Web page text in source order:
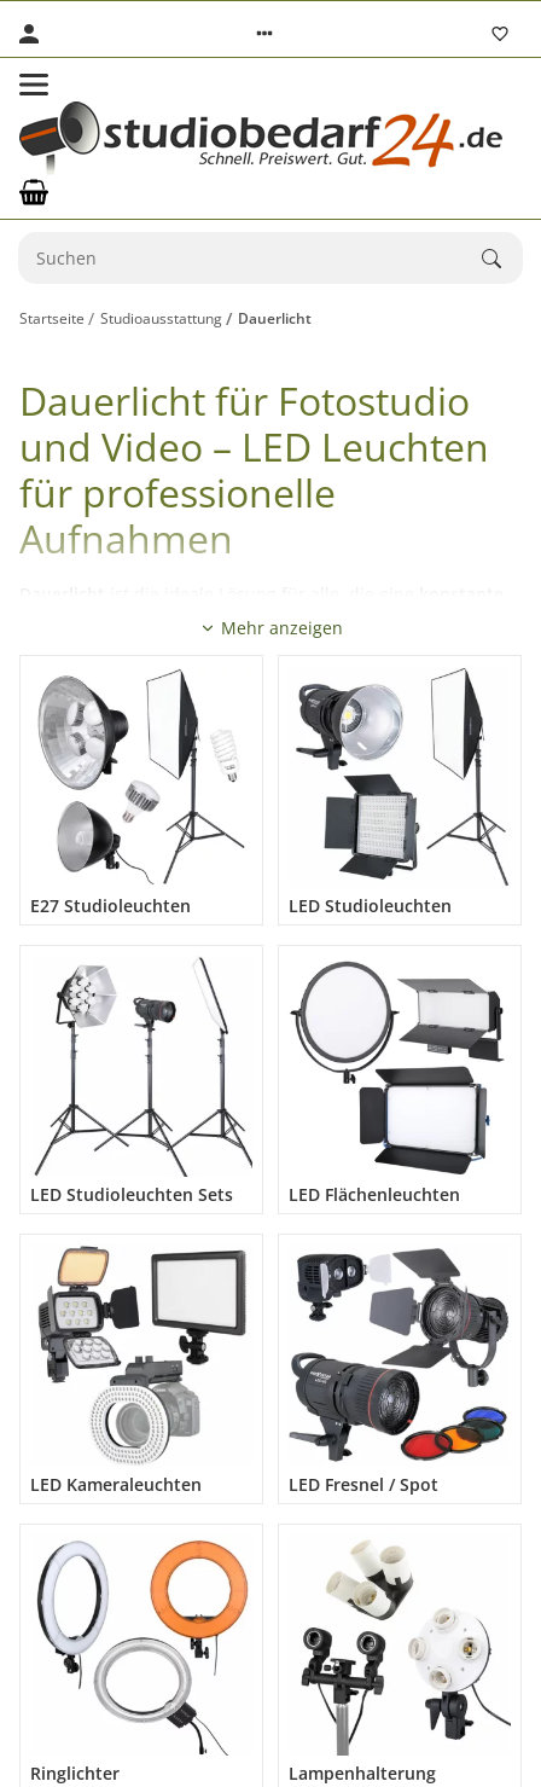
Startseite Studioausstattung Dauerlicht
Dauerlicht für Fotostudio
und Video – LED Leuchten
für professionelle
Aufnahmen
und kontrollierbare Ausleuchtungfür Foto- und
Porträtfotografie
Produktfotografieoder Content Creation – mit modernen
LED Lichtsystemen behalten Sie jederzeit die volle Kontrolle
über Lichtstimmung und Schattenverlauf.
In unserem Sortiment finden Sie leistungsstarke
LED
Studioleuchtenfür den Einsatz als Hauptlicht, gleichmäßig
ausleuchtendeLED Flächenleuchten
für weiches Licht sowie
kompakte LED Kameraleuchten
für mobile Anwendungen. Für
eine schnelle und einfache Lösung bieten wir zudem
LED Studioleuchten Sets
Frontalbeleuchtung sowie
E27 Studioleuchten
kostengünstiger Einstieg in die Studiobeleuchtung zur
Verfügung. Für kreative Lichtführung bieten
LED Fresnel und
Spotleuchten
gezielte Lichtakzente.
Mehr erfahren
Mehr anzeigen
E27 Studioleuchten LED Studioleuchten
LED Studioleuchten Sets LED Flächenleuchten
LED Kameraleuchten LED Fresnel / Spot
Ringlichter Lampenhalterung